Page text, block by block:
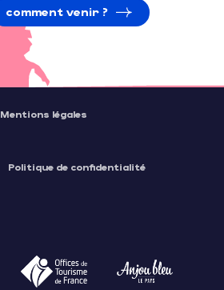
comment venir ?
Mentions légales
Politique de confidentialité